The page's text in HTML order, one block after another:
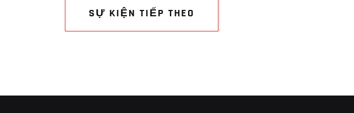
SỰ KIỆN TIẾP THEO